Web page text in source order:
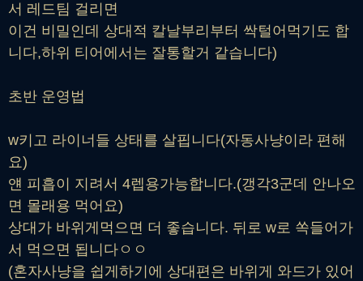
서 레드팀 걸리면
이건 비밀인데 상대적 칼날부리부터 싹털어먹기도 합
니다,하위 티어에서는 잘통할거 같습니다)
초반 운영법
w키고 라이너들 상태를 살핍니다(자동사냥이라 편해
요)
얜 피흡이 지려서 4렙용가능합니다.(갱각3군데 안나오
면 몰래용 먹어요)
상대가 바위게먹으면 더 좋습니다. 뒤로 w로 쏙들어가
서 먹으면 됩니다ㅇㅇ
(혼자사냥을 쉽게하기에 상대편은 바위게 와드가 있어